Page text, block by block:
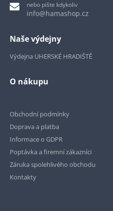
nebo pište kdykoliv
info@hamashop.cz
Naše výdejny
Výdejna UHERSKÉ HRADIŠTĚ
O nákupu
Obchodní podmínky
Doprava a platba
Informace o GDPR
Poptávka a firemní zákazníci
Záruka spolehlivého obchodu
Kontakty